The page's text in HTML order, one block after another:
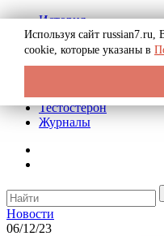
История
Биография
Криминал
Реклама на сайте
Тестостерон
Журналы
Новости
06/12/23
Используя сайт russian7.ru,
cookie, которые указаны в